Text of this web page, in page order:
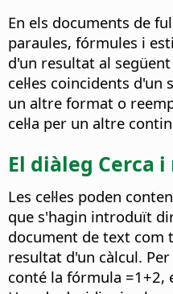
En els documents de
paraules, fórmules i
d'un resultat al
cel·les coincidents
un altre format o
cel·la per un altre
El diàleg Cerca
Les cel·les poden
que s'hagin introduït
document de text com
resultat d'un càlcul. Per
conté la fórmula =1+2,